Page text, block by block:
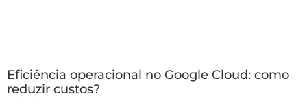
Eficiência operacional no Google Cloud: como
reduzir custos?